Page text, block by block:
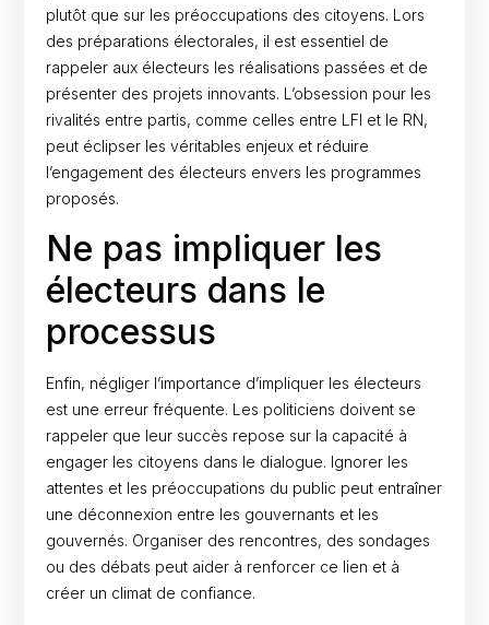
plutôt que sur les préoccupations des citoyens. Lors
des préparations électorales, il est essentiel de
rappeler aux électeurs les réalisations passées et de
présenter des projets innovants. L’obsession pour les
rivalités entre partis, comme celles entre LFI et le RN,
peut éclipser les véritables enjeux et réduire
l’engagement des électeurs envers les programmes
proposés.
Ne pas impliquer les
électeurs dans le
processus
Enfin, négliger l’importance d’impliquer les électeurs
est une erreur fréquente. Les politiciens doivent se
rappeler que leur succès repose sur la capacité à
engager les citoyens dans le dialogue. Ignorer les
attentes et les préoccupations du public peut entraîner
une déconnexion entre les gouvernants et les
gouvernés. Organiser des rencontres, des sondages
ou des débats peut aider à renforcer ce lien et à
créer un climat de confiance.